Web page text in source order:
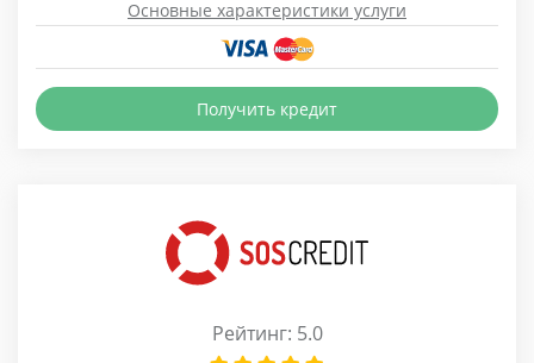
Основные характеристики услуги
Получить кредит
Рейтинг: 5.0